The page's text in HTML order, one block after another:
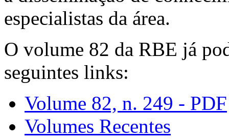
especialistas da área.
O volume 82 da RBE já
seguintes links:
Volume 82, n. 249 - PDF
Volumes Recentes